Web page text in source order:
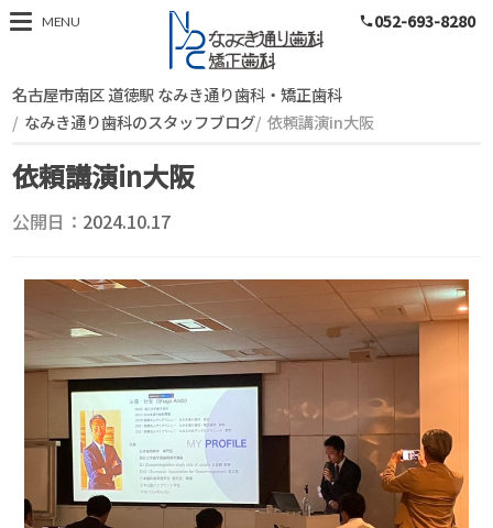
スタッフブログ
MENU phone052-693-8280
名古屋市南区 道徳駅 なみき通り歯科・矯正歯科
なみき通り歯科のスタッフブログ 依頼講演in大阪
依頼講演in大阪
公開日： 2024.10.17